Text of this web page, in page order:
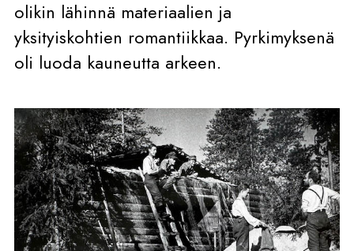
olikin lähinnä materiaalien ja
yksityiskohtien romantiikkaa. Pyrkimyksenä
oli luoda kauneutta arkeen.